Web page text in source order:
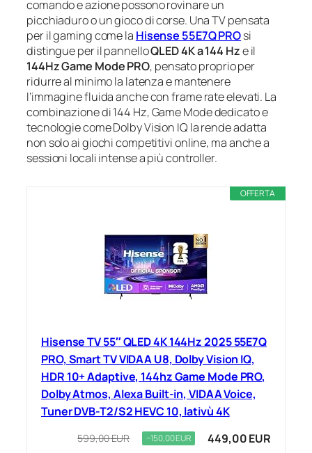
comando e azione possono rovinare un
picchiaduro o un gioco di corse. Una TV pensata
per il gaming come la Hisense 55E7Q PROsi
distingue per il pannelloQLED 4K a 144 Hze il
144Hz Game Mode PRO, pensato proprio per
ridurre al minimo la latenza e mantenere
l’immagine fluida anche con frame rate elevati. La
combinazione di 144 Hz, Game Mode dedicato e
tecnologie come Dolby Vision IQ la rende adatta
non solo ai giochi competitivi online, ma anche a
sessioni locali intense a più controller.
OFFERTA
Hisense TV 55″ QLED 4K 144Hz 2025 55E7Q
PRO, Smart TV VIDAA U8, Dolby Vision IQ,
HDR 10+ Adaptive, 144hz Game Mode PRO,
Dolby Atmos, Alexa Built-in, VIDAA Voice,
Tuner DVB-T2/S2 HEVC 10, lativù 4K
599,00 EUR −150,00 EUR 449,00 EUR